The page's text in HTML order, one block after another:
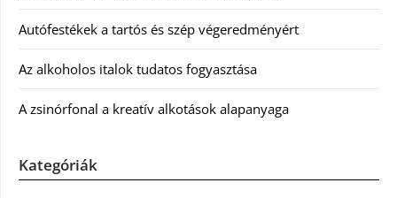
Autófestékek a tartós és szép végeredményért
Az alkoholos italok tudatos fogyasztása
A zsinórfonal a kreatív alkotások alapanyaga
Kategóriák